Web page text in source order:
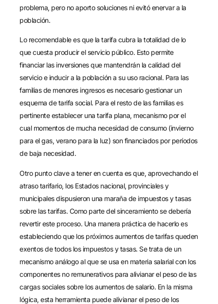
problema, pero no aporto soluciones ni evitó enervar a la
población.
Lo recomendable es que la tarifa cubra la totalidad de lo
que cuesta producir el servicio público. Esto permite
financiar las inversiones que mantendrán la calidad del
servicio e inducir a la población a su uso racional. Para las
familias de menores ingresos es necesario gestionar un
esquema de tarifa social. Para el resto de las familias es
pertinente establecer una tarifa plana, mecanismo por el
cual momentos de mucha necesidad de consumo (invierno
para el gas, verano para la luz) son financiados por períodos
de baja necesidad.
Otro punto clave a tener en cuenta es que, aprovechando el
atraso tarifario, los Estados nacional, provinciales y
municipales dispusieron una maraña de impuestos y tasas
sobre las tarifas. Como parte del sinceramiento se debería
revertir este proceso. Una manera práctica de hacerlo es
estableciendo que los próximos aumentos de tarifas queden
exentos de todos los impuestos y tasas. Se trata de un
mecanismo análogo al que se usa en materia salarial con los
componentes no remunerativos para alivianar el peso de las
cargas sociales sobre los aumentos de salario. En la misma
lógica, esta herramienta puede alivianar el peso de los